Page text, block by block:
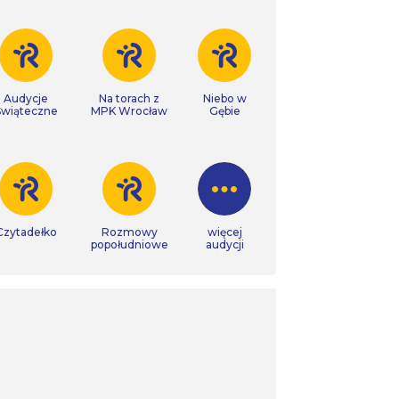
Audycje
Na torach z
MPK Wrocław
Niebo w
Gębie
Rozmowy
popołudniowe
więcej
audycji